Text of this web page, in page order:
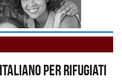
per rifugiati